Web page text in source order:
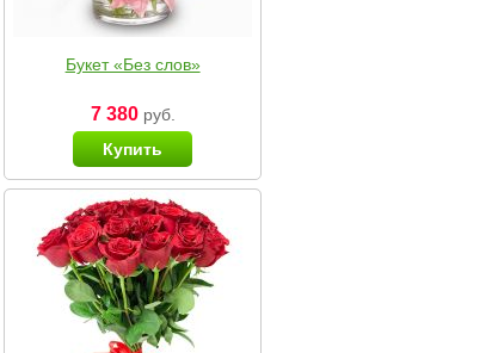
Букет «Без слов»
7 380руб.
Купить